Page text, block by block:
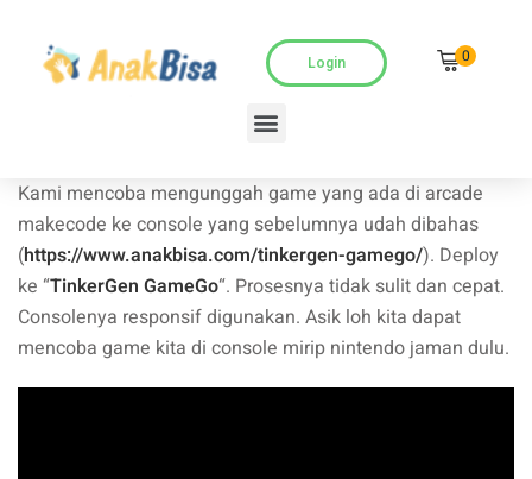
Login 0
Kami mencoba mengunggah game yang ada di arcade
makecode ke console yang sebelumnya udah dibahas
(https://www.anakbisa.com/tinkergen-gamego/). Deploy
ke “TinkerGen GameGo“. Prosesnya tidak sulit dan cepat.
Consolenya responsif digunakan. Asik loh kita dapat
mencoba game kita di console mirip nintendo jaman dulu.